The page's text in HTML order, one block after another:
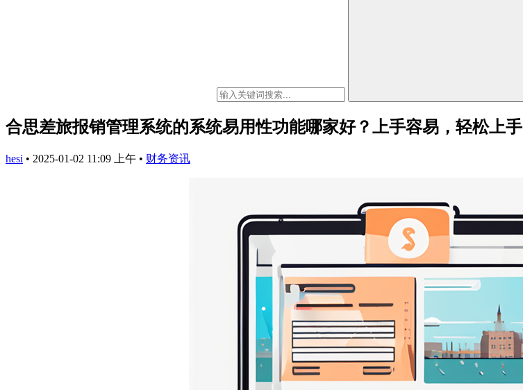
合思差旅报销管理系统的系统易用性功能哪家好？上手容易，轻松上手
hesi • 2025-01-02 11:09 上午 • 财务资讯